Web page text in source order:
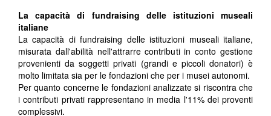
La capacità di fundraising delle istituzioni museali
italiane
La capacità di fundraising delle istituzioni museali italiane,
misurata dall'abilità nell'attrarre contributi in conto gestione
provenienti da soggetti privati (grandi e piccoli donatori) è
molto limitata sia per le fondazioni che per i musei autonomi.
Per quanto concerne le fondazioni analizzate si riscontra che
i contributi privati rappresentano in media l'11% dei proventi
complessivi.